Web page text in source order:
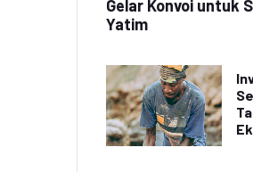
Gelar Konvoi untuk
Yatim